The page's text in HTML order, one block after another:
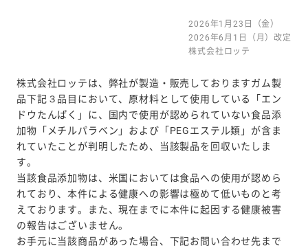
2026年1月23日（金）
2026年6月1日（月）改定
株式会社ロッテ
株式会社ロッテは、弊社が製造・販売しておりますガム製
品下記３品目において、原材料として使用している「エン
ドウたんぱく」に、国内で使用が認められていない食品添
加物「メチルパラベン」および「PEGエステル類」が含ま
れていたことが判明したため、当該製品を回収いたしま
す。
当該食品添加物は、米国においては食品への使用が認めら
れており、本件による健康への影響は極めて低いものと考
えております。また、現在までに本件に起因する健康被害
の報告はございません。
お手元に当該商品があった場合、下記お問い合わせ先まで